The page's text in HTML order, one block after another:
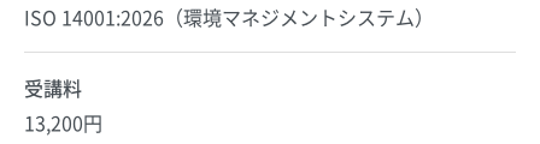
ISO 14001:2026（環境マネジメントシステム）
受講料
13,200円